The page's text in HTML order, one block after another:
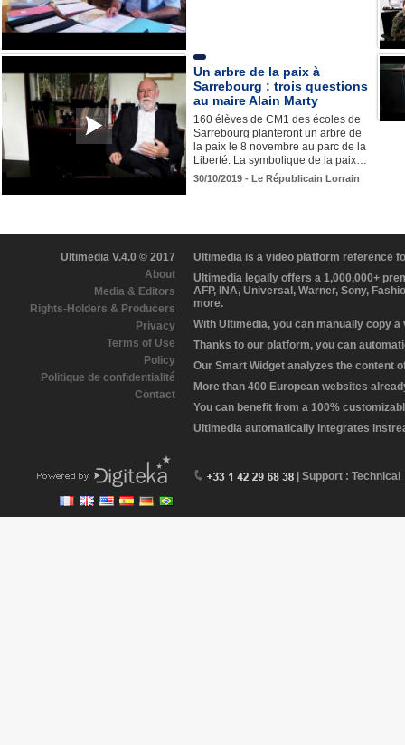
Un arbre de la paix à
Sarrebourg : trois questions
au maire Alain Marty
160 élèves de CM1 des écoles de
Sarrebourg planteront un arbre de
la paix le 8 novembre au parc de la
Liberté. La symbolique de la paix…
30/10/2019 - Le Républicain Lorrain
Ultimedia V.4.0 © 2017
About
Media & Editors
Rights-Holders & Producers
Privacy
Terms of Use
Policy
Politique de confidentialité
Contact
Ultimedia is a video platform reference
Ultimedia legally offers a 1,000,000+
AFP, INA, Universal, Warner, Sony,
more.
With Ultimedia, you can manually copy
Thanks to our platform, you can
Our Smart Widget analyzes the content
More than 400 European websites
You can benefit from a 100%
Ultimedia automatically integrates
| Support : Technical